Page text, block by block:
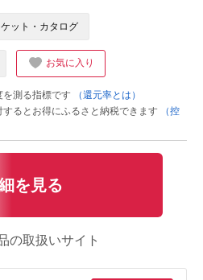
ット・カタログ
お気に入り
測る指標です
（還元率とは）
るとお得にふるさと納税できます
（控
を見る
の取扱いサイト